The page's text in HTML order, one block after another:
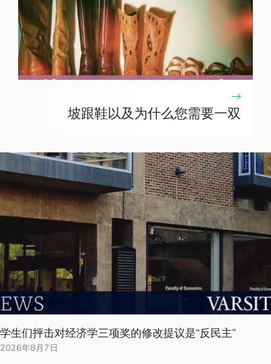
坡跟鞋以及为什么您需要一双
学生们抨击对经济学三项奖的修改提议是“反民主”
2026年8月7日